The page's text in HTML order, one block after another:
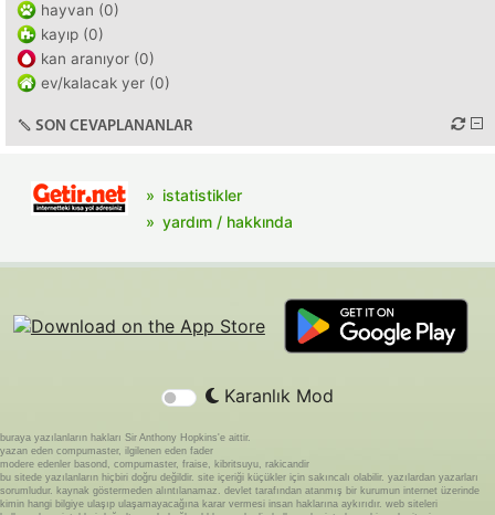
hayvan (0)
kayıp (0)
kan aranıyor (0)
ev/kalacak yer (0)
SON CEVAPLANANLAR
istatistikler
yardım / hakkında
Karanlık Mod
buraya yazılanların hakları Sir Anthony Hopkins'e aittir.
yazan eden compumaster, ilgilenen eden fader
modere edenler basond, compumaster, fraise, kibritsuyu, rakicandir
bu sitede yazılanların hiçbiri doğru değildir. site içeriği küçükler için sakıncalı olabilir. yazılardan yazarları
sorumludur. kaynak göstermeden alıntılanamaz. devlet tarafından atanmış bir kurumun internet üzerinde
kimin hangi bilgiye ulaşıp ulaşamayacağına karar vermesi insan haklarına aykırıdır. web siteleri